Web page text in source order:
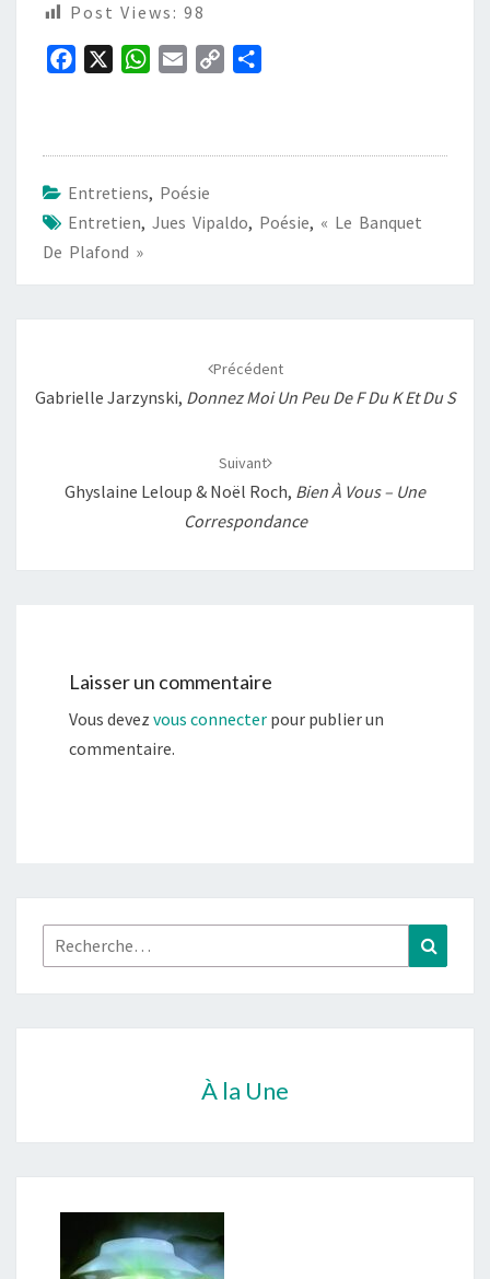
Post Views: 98
o
o
k
W
A
p
n
e
Entretiens, Poésie
Entretien, Jues Vipaldo, Poésie, « Le Banquet
De Plafond »
Précédent
Gabrielle Jarzynski, Donnez Moi Un Peu De F Du K Et Du S
Suivant
Ghyslaine Leloup & Noël Roch, Bien À Vous – Une
Correspondance
Laisser un commentaire
Vous devez vous connecter pour publier un
commentaire.
Rechercher :
À la Une